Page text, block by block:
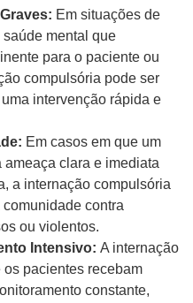
Em situações de
mental que
para o paciente ou
compulsória pode ser
intervenção rápida e
Em casos em que um
clara e imediata
a internação compulsória
contra
ou violentos.
Intensivo: A internação
pacientes recebam
constante,